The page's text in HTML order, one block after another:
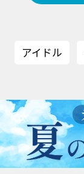
アイドル